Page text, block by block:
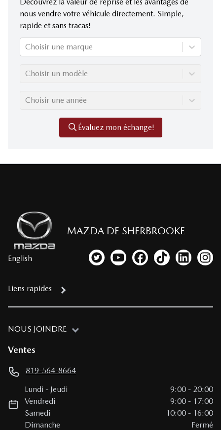
Découvrez la valeur de reprise et les avantages de
nous vendre votre véhicule directement. Simple,
rapide et sans tracas!
Choisir une marque
Choisir un modèle
Choisir une année
Évaluez mon échange!
MAZDA DE SHERBROOKE
English Lien vers notre compte Twitter
Lien vers notre chaîne
Lien vers notre page
Lien vers notre
Lien vers
Lien
Liens rapides
NOUS JOINDRE
Ventes
819-564-8664
Lundi - Jeudi 9:00 - 20:00
Vendredi
9:00 - 17:00
Samedi
10:00 - 16:00
Dimanche
Fermé